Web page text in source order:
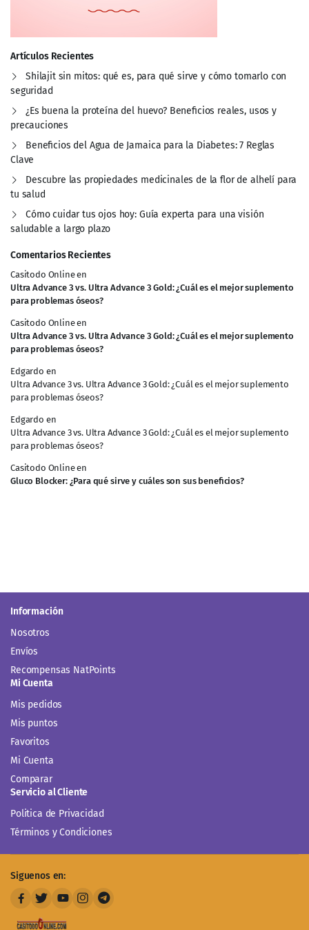
Artículos Recientes
Shilajit sin mitos: qué es, para qué sirve y cómo tomarlo con
seguridad
¿Es buena la proteína del huevo? Beneficios reales, usos y
precauciones
Beneficios del Agua de Jamaica para la Diabetes: 7 Reglas
Clave
Descubre las propiedades medicinales de la flor de alhelí para
tu salud
Cómo cuidar tus ojos hoy: Guía experta para una visión
saludable a largo plazo
Comentarios Recientes
Casitodo Onlineen
Ultra Advance 3 vs. Ultra Advance 3 Gold: ¿Cuál es el mejor suplemento
para problemas óseos?
Casitodo Onlineen
Ultra Advance 3 vs. Ultra Advance 3 Gold: ¿Cuál es el mejor suplemento
para problemas óseos?
Edgardo en
Ultra Advance 3 vs. Ultra Advance 3 Gold: ¿Cuál es el mejor suplemento
para problemas óseos?
Edgardo en
Ultra Advance 3 vs. Ultra Advance 3 Gold: ¿Cuál es el mejor suplemento
para problemas óseos?
Casitodo Onlineen
Gluco Blocker: ¿Para qué sirve y cuáles son sus beneficios?
Información
Nosotros
Envíos
Recompensas NatPoints
Mi Cuenta
Mis pedidos
Mis puntos
Favoritos
Mi Cuenta
Comparar
Servicio al Cliente
Politica de Privacidad
Términos y Condiciones
Siguenos en: